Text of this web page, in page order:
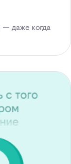
— даже когда